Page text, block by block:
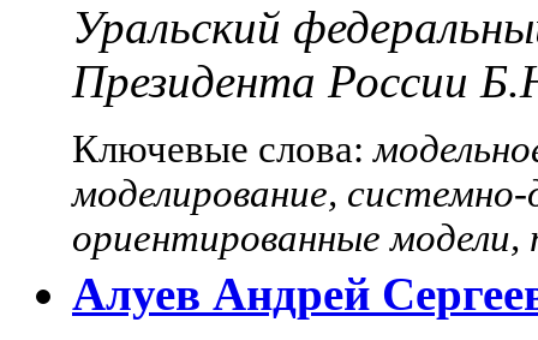
Уральский
Президента России
Ключевые слова:
моделирование,
ориентированные модели,
Алуев Андрей